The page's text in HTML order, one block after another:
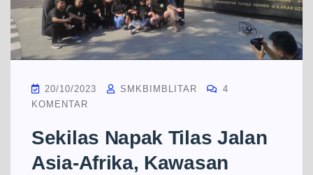
20/10/2023 SMKBIMBLITAR
4
KOMENTAR
Sekilas Napak Tilas Jalan
Asia-Afrika, Kawasan